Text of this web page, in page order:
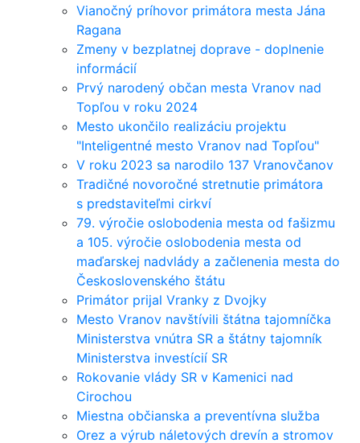
Vianočný príhovor primátora mesta Jána
Ragana
Zmeny v bezplatnej doprave - doplnenie
informácií
Prvý narodený občan mesta Vranov nad
Topľou v roku 2024
Mesto ukončilo realizáciu projektu
"Inteligentné mesto Vranov nad Topľou"
V roku 2023 sa narodilo 137 Vranovčanov
Tradičné novoročné stretnutie primátora
s predstaviteľmi cirkví
79. výročie oslobodenia mesta od fašizmu
a 105. výročie oslobodenia mesta od
maďarskej nadvlády a začlenenia mesta do
Československého štátu
Primátor prijal Vranky z Dvojky
Mesto Vranov navštívili štátna tajomníčka
Ministerstva vnútra SR a štátny tajomník
Ministerstva investícií SR
Rokovanie vlády SR v Kamenici nad
Cirochou
Miestna občianska a preventívna služba
Orez a výrub náletových drevín a stromov